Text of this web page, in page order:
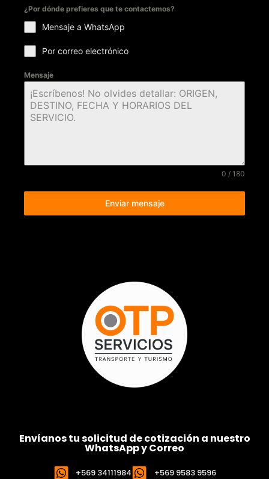
¿Por dónde prefieres que te contactemos?
Mensaje a WhatsApp
Por correo electrónico
Mensaje
0 / 180
Enviar mensaje
Envíanos tu solicitud de cotización a nuestro
WhatsApp y Correo
+569 34111984 +569 9583 9596